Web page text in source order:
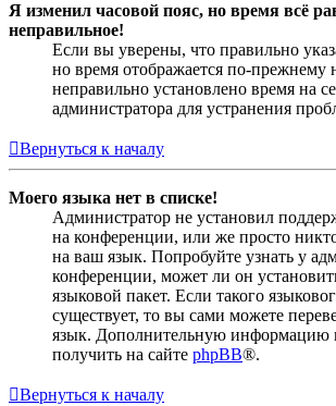
Я изменил часовой пояс, но время всё
неправильное!
Если вы уверены, что правильно
но время отображается по-прежнему
неправильно установлено время на
администратора для устранения
Вернуться к началу
Моего языка нет в списке!
Администратор не установил
на конференции, или же просто
на ваш язык. Попробуйте узнать у
конференции, может ли он
языковой пакет. Если такого
существует, то вы сами можете
язык. Дополнительную информацию
получить на сайте phpBB®.
Вернуться к началу